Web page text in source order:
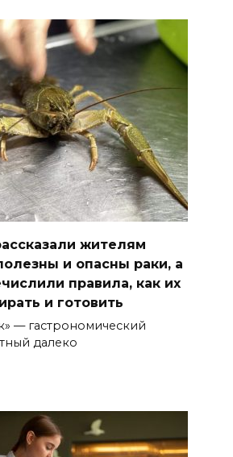
жителям
и опасны раки, а
правила, как их
и готовить
— гастрономический
далеко